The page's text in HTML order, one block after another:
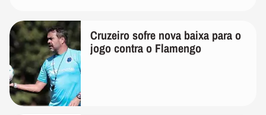
Cruzeiro sofre nova baixa para o
jogo contra o Flamengo